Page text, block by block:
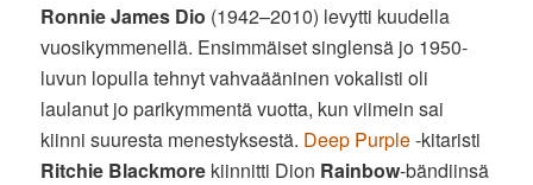
Ronnie James Dio (1942–2010) levytti kuudella
vuosikymmenellä. Ensimmäiset singlensä jo 1950-
luvun lopulla tehnyt vahvaääninen vokalisti oli
laulanut jo parikymmentä vuotta, kun viimein sai
kiinni suuresta menestyksestä. Deep Purple-kitaristi
Ritchie Blackmore kiinnitti Dion Rainbow-bändiinsä